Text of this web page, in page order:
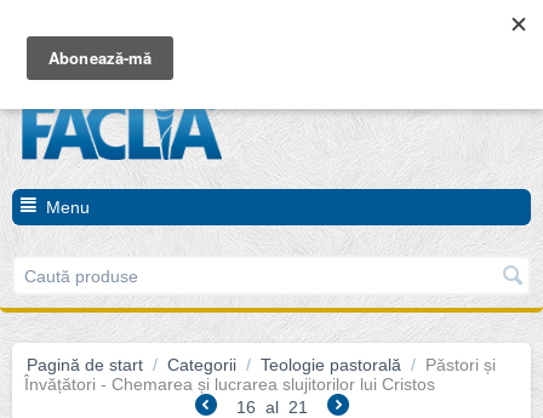
Menu
Pagină de start / Categorii / Teologie pastorală / Păstori și
Învățători - Chemarea și lucrarea slujitorilor lui Cristos
16 al 21